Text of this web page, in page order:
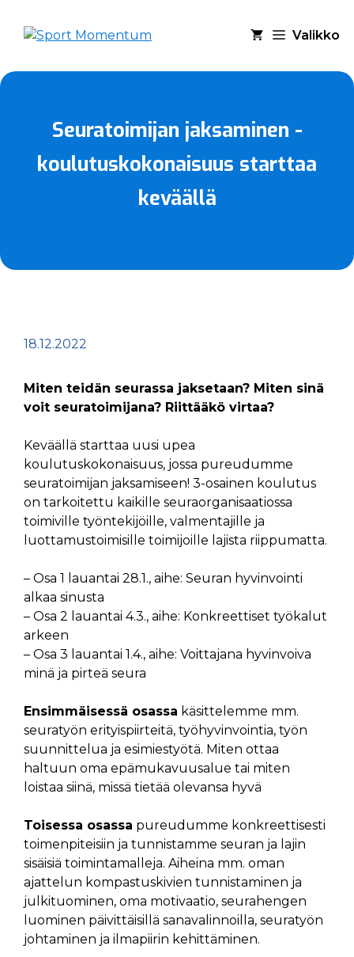
sisältöön
Valikko
Seuratoimijan jaksaminen -
koulutuskokonaisuus starttaa
keväällä
18.12.2022
Miten teidän seurassa jaksetaan? Miten sinä
voit seuratoimijana? Riittääkö virtaa?
Keväällä starttaa uusi upea
koulutuskokonaisuus, jossa pureudumme
seuratoimijan jaksamiseen! 3-osainen koulutus
on tarkoitettu kaikille seuraorganisaatiossa
toimiville työntekijöille, valmentajille ja
luottamustoimisille toimijoille lajista riippumatta.
– Osa 1 lauantai 28.1., aihe: Seuran hyvinvointi
alkaa sinusta
– Osa 2 lauantai 4.3., aihe: Konkreettiset työkalut
arkeen
– Osa 3 lauantai 1.4., aihe: Voittajana hyvinvoiva
minä ja pirteä seura
Ensimmäisessä osassa käsittelemme mm.
seuratyön erityispiirteitä, työhyvinvointia, työn
suunnittelua ja esimiestyötä. Miten ottaa
haltuun oma epämukavuusalue tai miten
loistaa siinä, missä tietää olevansa hyvä
Toisessa osassa pureudumme konkreettisesti
toimenpiteisiin ja tunnistamme seuran ja lajin
sisäisiä toimintamalleja. Aiheina mm. oman
ajattelun kompastuskivien tunnistaminen ja
julkituominen, oma motivaatio, seurahengen
luominen päivittäisillä sanavalinnoilla, seuratyön
johtaminen ja ilmapiirin kehittäminen.